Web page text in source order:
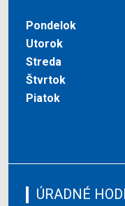
Pondelok
Utorok
Streda
Štvrtok
Piatok
ÚRADNÉ